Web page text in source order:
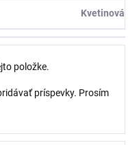
Kvetinová
položke.
príspevky. Prosím